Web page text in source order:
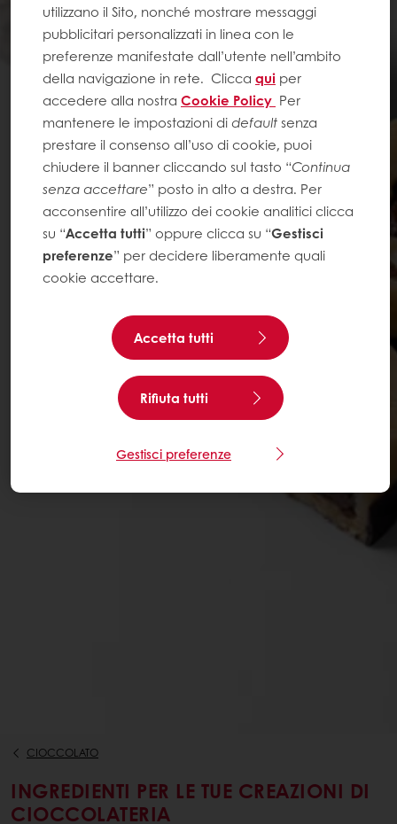
CIOCCOLATO
INGREDIENTI PER LE TUE CREAZIONI DI
CIOCCOLATERIA
utilizzano il Sito, nonché mostrare messaggi
pubblicitari personalizzati in linea con le
preferenze manifestate dall’utente nell’ambito
della navigazione in rete. Clicca qui per
accedere alla nostra Cookie Policy Per
mantenere le impostazioni didefaultsenza
prestare il consenso all’uso di cookie, puoi
chiudere il banner cliccando sul tasto “Continua
senza accettare” posto in alto a destra. Per
acconsentire all’utilizzo dei cookie analitici clicca
su “Accetta tutti” oppure clicca su “Gestisci
preferenze” per decidere liberamente quali
cookie accettare.
Accetta tutti
Rifiuta tutti
Gestisci preferenze